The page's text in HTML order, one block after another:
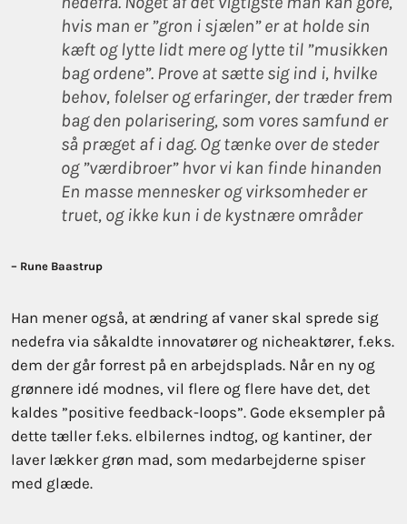
hvis man er ”grøn i sjælen” er at holde sin
kæft og lytte lidt mere og lytte til ”musikken
bag ordene”. Prøve at sætte sig ind i, hvilke
behov, følelser og erfaringer, der træder frem
bag den polarisering, som vores samfund er
så præget af i dag. Og tænke over de steder
og ”værdibroer” hvor vi kan finde hinanden
En masse mennesker og virksomheder er
truet, og ikke kun i de kystnære områder
– Rune Baastrup
Han mener også, at ændring af vaner skal sprede sig
nedefra via såkaldte innovatører og nicheaktører, f.eks.
dem der går forrest på en arbejdsplads. Når en ny og
grønnere idé modnes, vil flere og flere have det, det
kaldes ”positive feedback-loops”. Gode eksempler på
dette tæller f.eks. elbilernes indtog, og kantiner, der
laver lækker grøn mad, som medarbejderne spiser
med glæde.